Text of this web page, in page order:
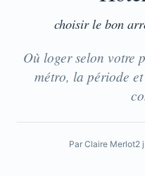
choisir le bon
Où loger selon votre
métro, la période
Par Claire Merlot2